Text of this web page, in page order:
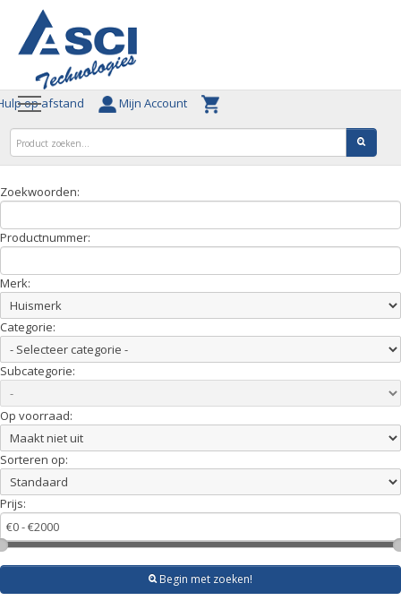
op afstand Mijn Account
Zoekwoorden:
Productnummer:
Merk:
Categorie:
Subcategorie:
Op voorraad:
Sorteren op:
Prijs:
Begin met zoeken!